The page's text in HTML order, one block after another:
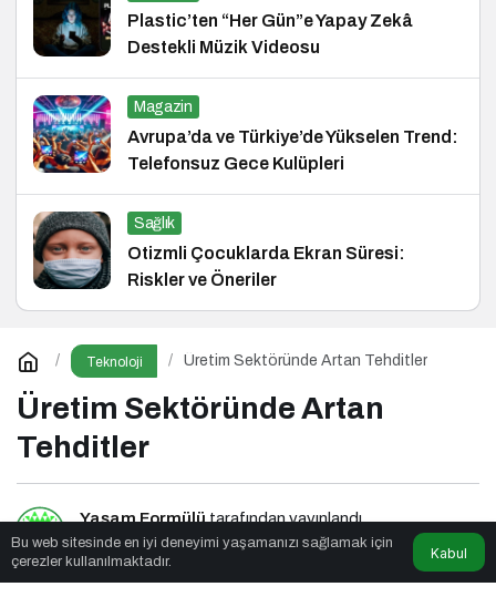
Plastic’ten “Her Gün”e Yapay Zekâ
Destekli Müzik Videosu
Magazin
Avrupa’da ve Türkiye’de Yükselen Trend:
Telefonsuz Gece Kulüpleri
Sağlık
Otizmli Çocuklarda Ekran Süresi:
Riskler ve Öneriler
Teknoloji Üretim Sektöründe Artan Tehditler
Üretim Sektöründe Artan
Tehditler
Yaşam Formülütarafından yayınlandı
6dk, 33sn
Bu web sitesinde en iyi deneyimi yaşamanızı sağlamak için
çerezler kullanılmaktadır.
Kabul